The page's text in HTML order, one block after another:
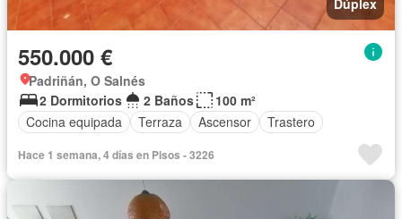
550.000 €
Padriñán, O Salnés
2 Dormitorios
2 Baños
100 m²
Cocina equipada
Terraza Ascensor Trastero
Hace 1 semana, 4 días en Pisos - 3226